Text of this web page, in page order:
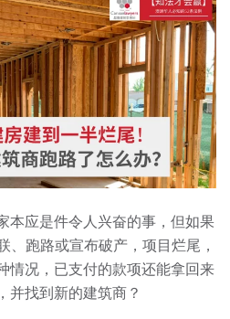
本应是件令人兴奋的事，但如果
、跑路或宣布破产，项目烂尾，
情况，已支付的款项还能拿回来
并找到新的建筑商？